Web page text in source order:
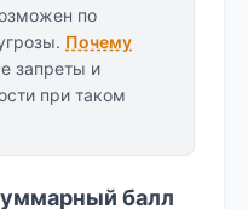
по
Почему
запреты и
при таком
балл